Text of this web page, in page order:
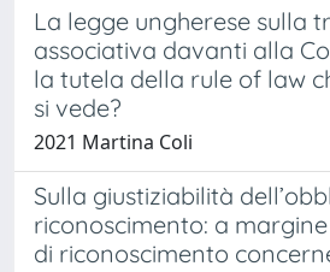
La legge ungherese sulla
associativa davanti alla
la tutela della rule of law
si vede?
2021 Martina Coli
Sulla giustiziabilità
riconoscimento: a
di riconoscimento